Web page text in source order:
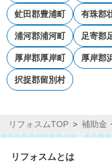
虻田郡豊浦町 有珠郡
浦河郡浦河町 足寄郡
厚岸郡厚岸町 厚岸郡
択捉郡留別村
リフォスムTOP 補助金
リフォスムとは